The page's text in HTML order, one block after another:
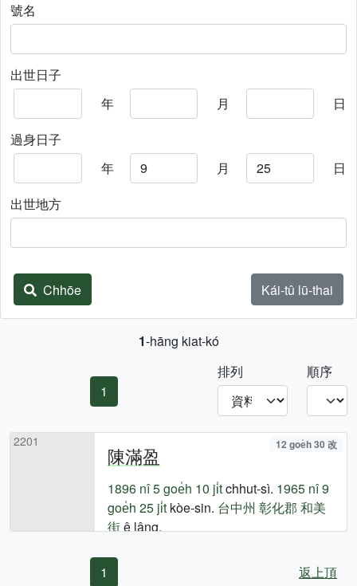
號名
出世日子
年
月
日
過身日子
年
月
日
出世地方
Chhōe Kái-tû lū-thai
1-hāng kiat-kó
1
排列 順序
2201
陳滿盈 12 goe̍h 30 改
1896 nî5 goe̍h 10 ji̍tchhut-sì. 1965 nî9
goe̍h 25 ji̍tkòe-sin. 台中州 彰化郡 和美
街ê lâng.
1 返上頂